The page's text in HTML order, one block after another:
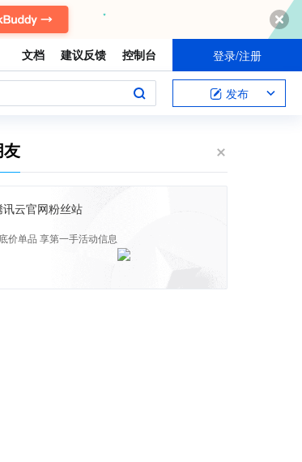
文档 建议反馈 控制台 登录/注册
发布
讯云官网粉丝站
价单品 享第一手活动信息